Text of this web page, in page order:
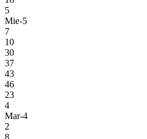
5
Mie-5
7
10
30
37
43
46
23
4
Mar-4
2
8